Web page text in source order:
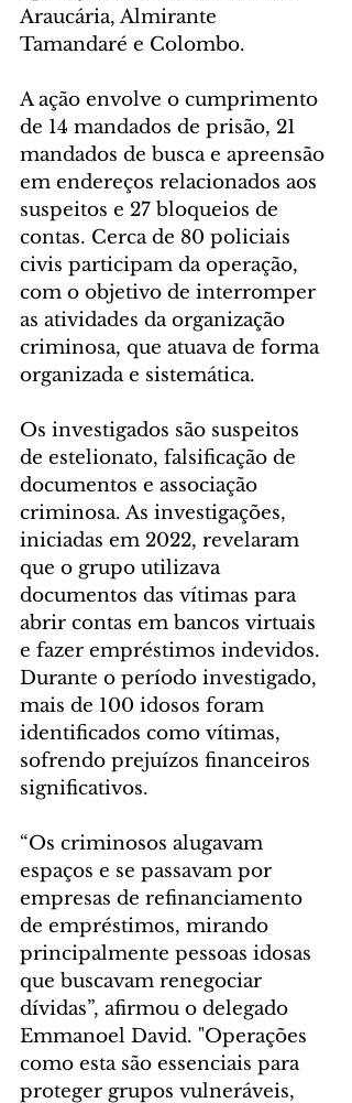
Araucária, Almirante
Tamandaré e Colombo.
A ação envolve o cumprimento
de 14 mandados de prisão, 21
mandados de busca e apreensão
em endereços relacionados aos
suspeitos e 27 bloqueios de
contas. Cerca de 80 policiais
civis participam da operação,
com o objetivo de interromper
as atividades da organização
criminosa, que atuava de forma
organizada e sistemática.
Os investigados são suspeitos
de estelionato, falsificação de
documentos e associação
criminosa. As investigações,
iniciadas em 2022, revelaram
que o grupo utilizava
documentos das vítimas para
abrir contas em bancos virtuais
e fazer empréstimos indevidos.
Durante o período investigado,
mais de 100 idosos foram
identificados como vítimas,
sofrendo prejuízos financeiros
significativos.
“Os criminosos alugavam
espaços e se passavam por
empresas de refinanciamento
de empréstimos, mirando
principalmente pessoas idosas
que buscavam renegociar
dívidas”, afirmou o delegado
Emmanoel David. "Operações
como esta são essenciais para
proteger grupos vulneráveis,